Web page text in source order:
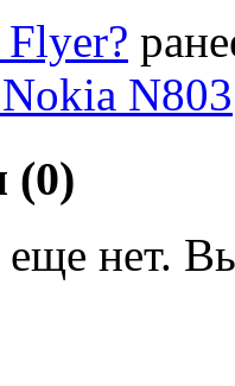
N803
(0)
нет.